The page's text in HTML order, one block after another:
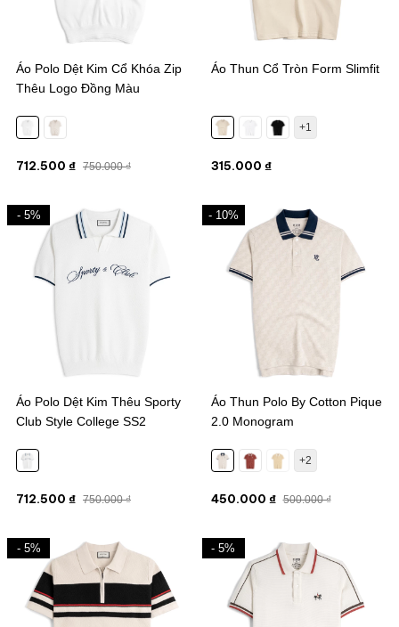
Áo Polo Dệt Kim Cổ Khóa Zip
Thêu Logo Đồng Màu
712.500 ₫ 750.000 ₫
+1
Áo Thun Cổ Tròn Form Slimfit
315.000 ₫
- 5%
Áo Polo Dệt Kim Thêu Sporty
Club Style College SS2
712.500 ₫ 750.000 ₫
- 10%
+2
Áo Thun Polo By Cotton Pique
2.0 Monogram
450.000 ₫ 500.000 ₫
- 5% - 5%